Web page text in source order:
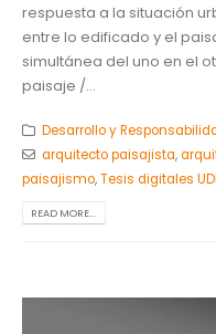
respuesta a la situación
entre lo edificado y el
simultánea del uno en el
paisaje /...
Desarrollo y
arquitecto paisajista,
paisajismo,Tesis digitales
READ MORE...